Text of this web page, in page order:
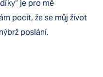
je pro mě
pocit, že se můj život
poslání.